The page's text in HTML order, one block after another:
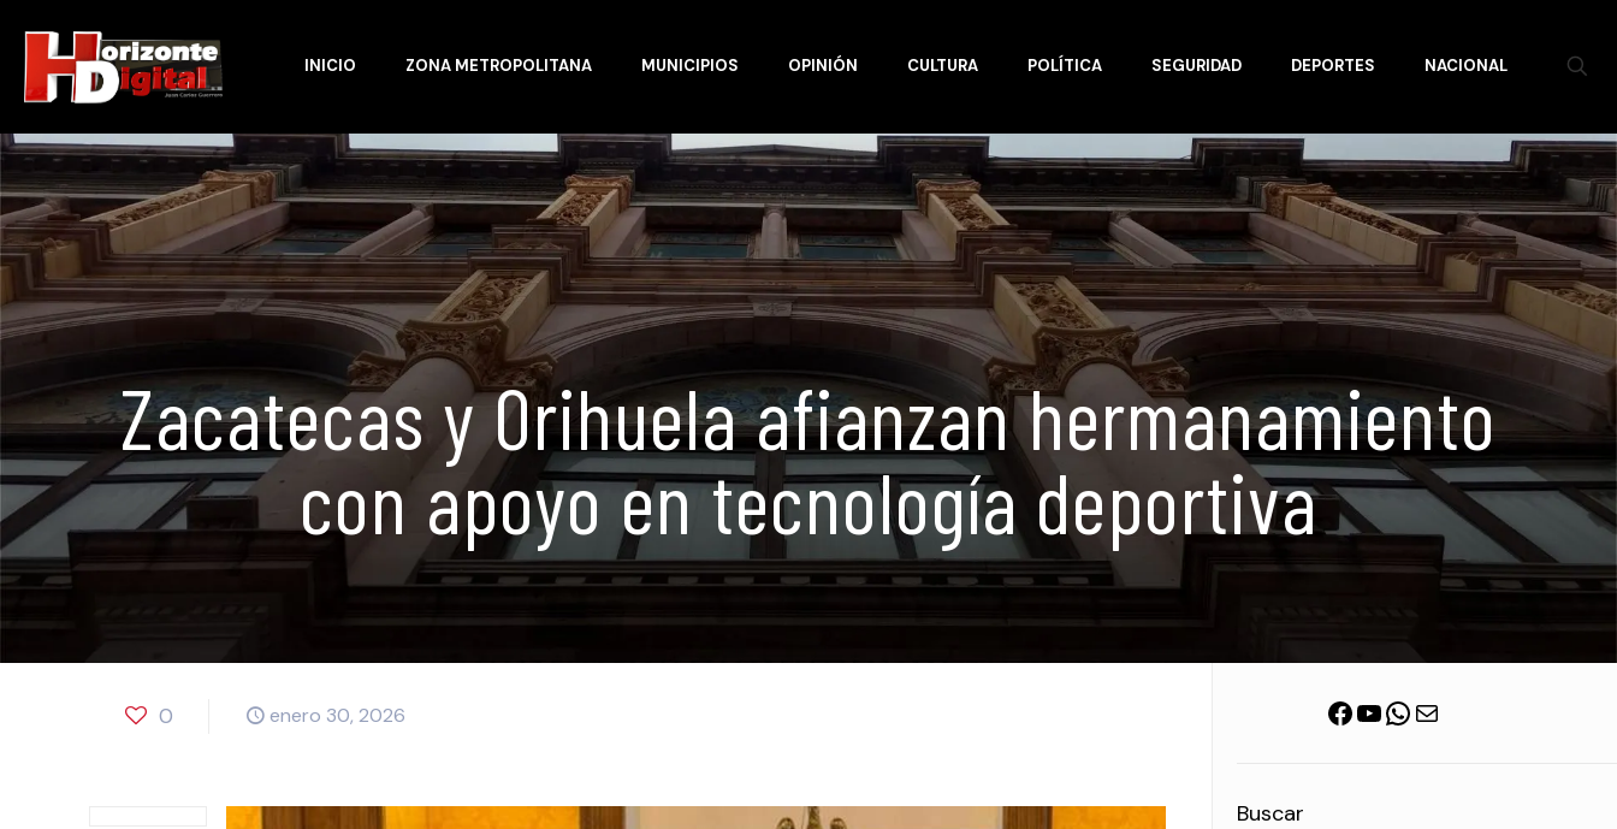
INICIO ZONA METROPOLITANA MUNICIPIOS OPINIÓN CULTURA POLÍTICA SEGURIDAD DEPORTES NACIONAL
Zacatecas y Orihuela afianzan hermanamiento
con apoyo en tecnología deportiva
0 enero 30, 2026 Facebook
YouTube
WhatsApp
Correo electrónico
Buscar